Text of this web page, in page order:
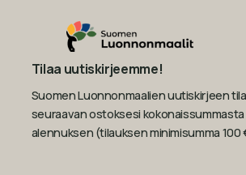
Tilaa uutiskirjeemme!
Suomen Luonnonmaalien uutiskirjeen
seuraavan ostoksesi kokonaissummasta
alennuksen (tilauksen minimisumma 100